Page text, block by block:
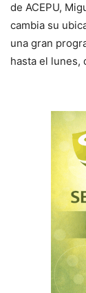
de ACEPU,
cambia su
una gran
hasta el lunes,